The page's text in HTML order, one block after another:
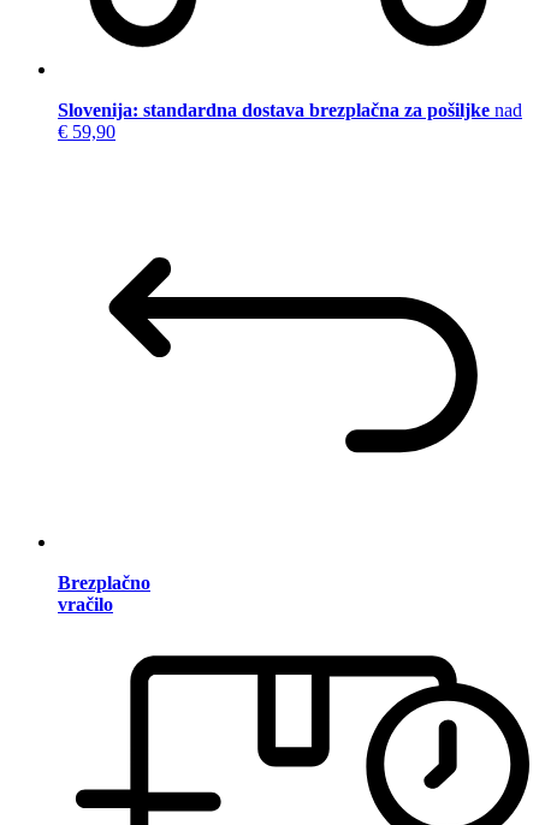
Slovenija: standardna dostava brezplačna za pošiljke nad
€ 59,90
Brezplačno
vračilo